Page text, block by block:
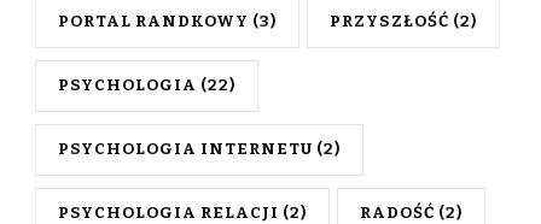
PORTAL RANDKOWY (3) PRZYSZŁOŚĆ (2)
PSYCHOLOGIA (22)
PSYCHOLOGIA INTERNETU (2)
PSYCHOLOGIA RELACJI (2) RADOŚĆ (2)